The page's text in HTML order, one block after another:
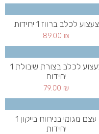
צעצוע לכלב ברווז 1 יחידות
89.00 ₪
צעצוע לכלב בצורת שיבולת 1
יחידות
79.00 ₪
עצם מגומי בניחוח בייקון 1
יחידות